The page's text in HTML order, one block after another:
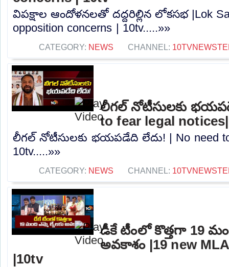
విపక్షాల ఆందోళనలతో దద్దరిల్లిన లోకసభ |Lok
opposition concerns | 10tv.....»»
CATEGORY: NEWS CHANNEL:
లీగల్ నోటీసులకు
to fear legal
లీగల్ నోటీసులకు భయపడేది లేదు! | No need to
10tv.....»»
CATEGORY: NEWS CHANNEL:
డీకే టీంలో కొత్తగా 19
అవకాశం |19 new
|10tv